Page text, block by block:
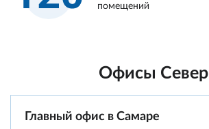
помещений
Офисы Север
Главный офис в Самаре